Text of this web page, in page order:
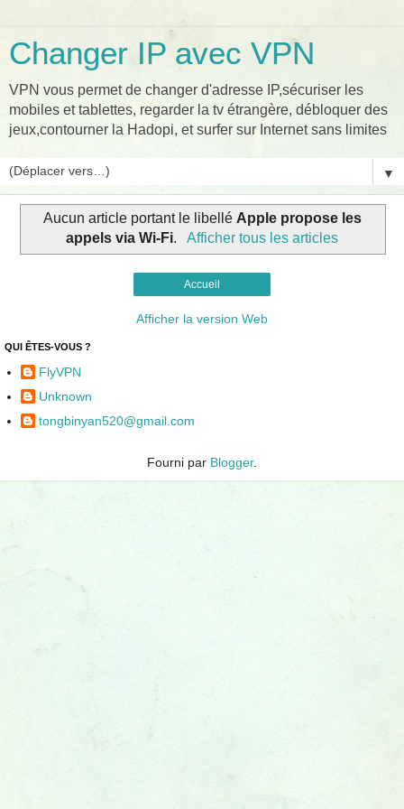
Changer IP avec VPN
VPN vous permet de changer d'adresse IP,sécuriser les
mobiles et tablettes, regarder la tv étrangère, débloquer des
jeux,contourner la Hadopi, et surfer sur Internet sans limites
▼
Aucun article portant le libellé Apple propose les
appels via Wi-Fi. Afficher tous les articles
Accueil
Afficher la version Web
QUI ÊTES-VOUS ?
FlyVPN
Unknown
tongbinyan520@gmail.com
Fourni par Blogger.